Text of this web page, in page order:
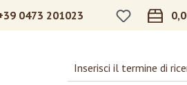
0473 201023
HAI 0